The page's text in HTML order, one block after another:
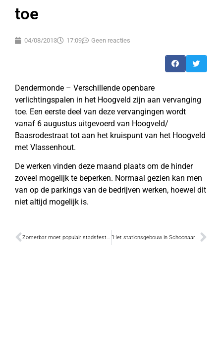
toe
04/08/2013 17:09 Geen reacties
Dendermonde – Verschillende openbare
verlichtingspalen in het Hoogveld zijn aan vervanging
toe. Een eerste deel van deze vervangingen wordt
vanaf 6 augustus uitgevoerd van Hoogveld/
Baasrodestraat tot aan het kruispunt van het Hoogveld
met Vlassenhout.
De werken vinden deze maand plaats om de hinder
zoveel mogelijk te beperken. Normaal gezien kan men
van op de parkings van de bedrijven werken, hoewel dit
niet altijd mogelijk is.
Zomerbar moet populair stadsfestival doen vergeten “Het stationsgebouw in Schoonaarde verdient beter”